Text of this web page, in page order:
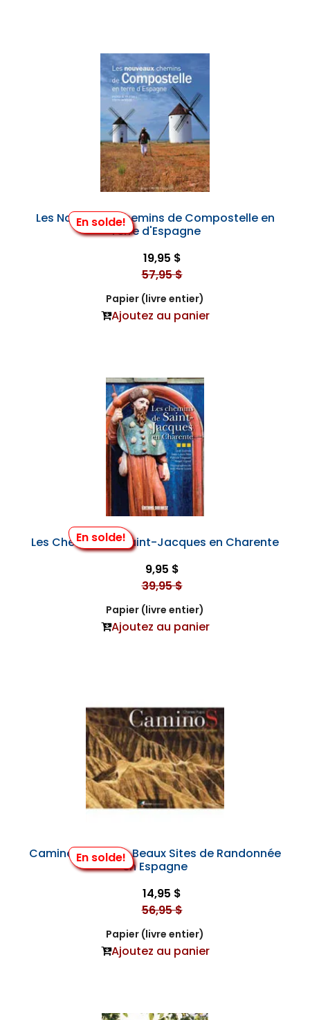
En solde!
Les Nouveaux Chemins de Compostelle en
Terre d'Espagne
19,95 $
57,95 $
Papier (livre entier)
Ajoutez au panier
En solde!
Les Chemins de Saint-Jacques en Charente
9,95 $
39,95 $
Papier (livre entier)
Ajoutez au panier
En solde!
Caminos : les Plus Beaux Sites de Randonnée
en Espagne
14,95 $
56,95 $
Papier (livre entier)
Ajoutez au panier